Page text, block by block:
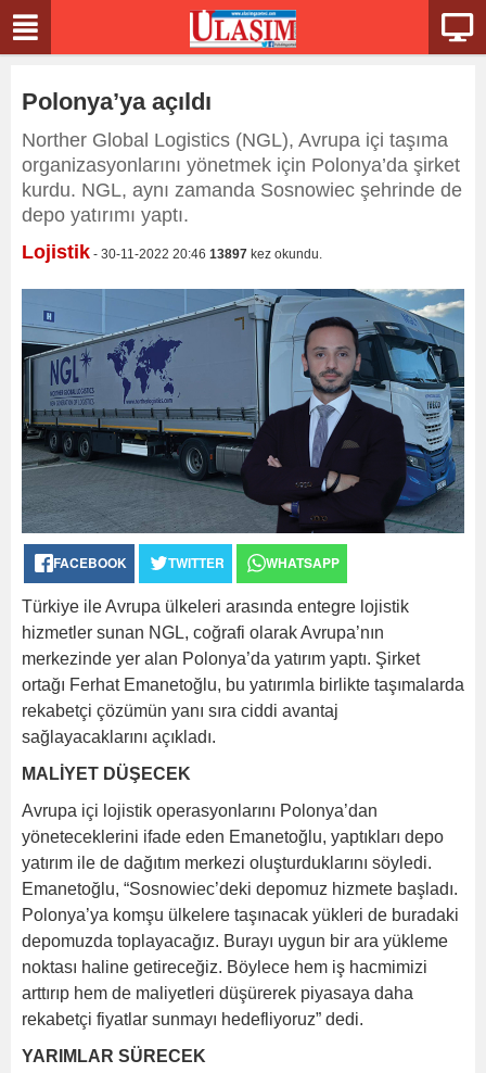
Polonya’ya açıldı
Norther Global Logistics (NGL), Avrupa içi taşıma
organizasyonlarını yönetmek için Polonya’da şirket
kurdu. NGL, aynı zamanda Sosnowiec şehrinde de
depo yatırımı yaptı.
Lojistik - 30-11-2022 20:46 13897 kez okundu.
FACEBOOK TWITTER WHATSAPP
Türkiye ile Avrupa ülkeleri arasında entegre lojistik
hizmetler sunan NGL, coğrafi olarak Avrupa’nın
merkezinde yer alan Polonya’da yatırım yaptı. Şirket
ortağı Ferhat Emanetoğlu, bu yatırımla birlikte taşımalarda
rekabetçi çözümün yanı sıra ciddi avantaj
sağlayacaklarını açıkladı.
MALİYET DÜŞECEK
Avrupa içi lojistik operasyonlarını Polonya’dan
yöneteceklerini ifade eden Emanetoğlu, yaptıkları depo
yatırım ile de dağıtım merkezi oluşturduklarını söyledi.
Emanetoğlu, “Sosnowiec’deki depomuz hizmete başladı.
Polonya’ya komşu ülkelere taşınacak yükleri de buradaki
depomuzda toplayacağız. Burayı uygun bir ara yükleme
noktası haline getireceğiz. Böylece hem iş hacmimizi
arttırıp hem de maliyetleri düşürerek piyasaya daha
rekabetçi fiyatlar sunmayı hedefliyoruz” dedi.
YARIMLAR SÜRECEK